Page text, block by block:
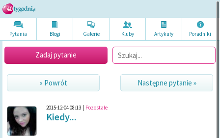
Pytania Blogi Galerie Kluby Artykuły Poradniki
Zadaj pytanie
« Powrót Następne pytanie »
2015-12-04 08:13 Pozostałe
Kiedy...